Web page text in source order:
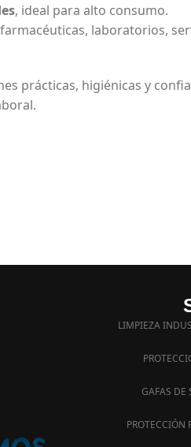
, ideal para alto consumo.
laboratorios,
prácticas, higiénicas y
LIMPIEZA
GAFAS DE
PROTECCIÓN